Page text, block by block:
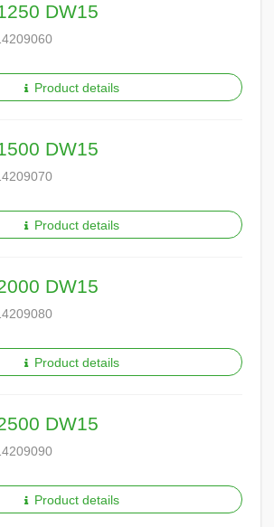
DW15
Product details
DW15
Product details
DW15
Product details
DW15
Product details